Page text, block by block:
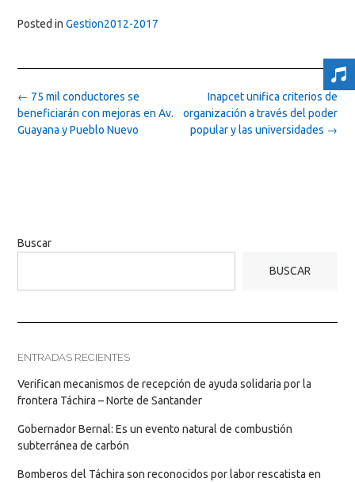
Posted in Gestion2012-2017
Post
navigation
Inapcet unifica criterios de
organización a través del poder
popular y las universidades →
← 75 mil conductores se
beneficiarán con mejoras en Av.
Guayana y Pueblo Nuevo
Buscar
BUSCAR
ENTRADAS RECIENTES
Verifican mecanismos de recepción de ayuda solidaria por la
frontera Táchira – Norte de Santander
Gobernador Bernal: Es un evento natural de combustión
subterránea de carbón
Bomberos del Táchira son reconocidos por labor rescatista en